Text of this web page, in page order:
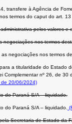
à Agência de
termos do caput do art.
pelos valores
negociações nos termos
negociações nos termos
a titularidade do Estado
nº 26, de
20/06/2024)
do Paraná S/A – liquidado.
do Paraná S/A – liquidado.
Secretaria de Estado